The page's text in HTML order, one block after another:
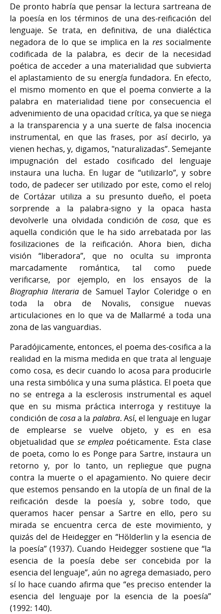
De pronto habría que pensar la lectura sartreana de
la poesía en los términos de una des-reificación del
lenguaje. Se trata, en definitiva, de una dialéctica
negadora de lo que se implica en la ressocialmente
codificada de la palabra, es decir de la necesidad
poética de acceder a una materialidad que subvierta
el aplastamiento de su energía fundadora. En efecto,
el mismo momento en que el poema convierte a la
palabra en materialidad tiene por consecuencia el
advenimiento de una opacidad crítica, ya que se niega
a la transparencia y a una suerte de falsa inocencia
instrumental, en que las frases, por así decirlo, ya
vienen hechas, y, digamos, "naturalizadas”. Semejante
impugnación del estado cosificado del lenguaje
instaura una lucha. En lugar de “utilizarlo”, y sobre
todo, de padecer ser utilizado por este, como el reloj
de Cortázar utiliza a su presunto dueño, el poeta
sorprende a la palabra-signo y la opaca hasta
devolverle una olvidada condición decosa, que es
aquella condición que le ha sido arrebatada por las
fosilizaciones de la reificación. Ahora bien, dicha
visión “liberadora”, que no oculta su impronta
marcadamente romántica, tal como puede
verificarse, por ejemplo, en los ensayos de la
Biographia literaria de Samuel Taylor Coleridge o en
toda la obra de Novalis, consigue nuevas
articulaciones en lo que va de Mallarmé a toda una
zona de las vanguardias.
Paradójicamente, entonces, el poema des-cosifica a la
realidad en la misma medida en que trata al lenguaje
como cosa, es decir cuando lo acosa para producirle
una resta simbólica y una suma plástica. El poeta que
no se entrega a la esclerosis instrumental es aquel
que en su misma práctica interroga y restituye la
condición decosaa la palabra. Así, el lenguaje en lugar
de emplearse se vuelve objeto, y es en esa
objetualidad que se emplea poéticamente. Esta clase
de poeta, como lo es Ponge para Sartre, instaura un
retorno y, por lo tanto, un repliegue que pugna
contra la muerte o el apagamiento. No quiere decir
que estemos pensando en la utopía de un final de la
reificación desde la poesía y, sobre todo, que
queramos hacer pensar a Sartre en ello, pero su
mirada se encuentra cerca de este movimiento, y
quizás del de Heidegger en “Hölderlin y la esencia de
la poesía” (1937). Cuando Heidegger sostiene que “la
esencia de la poesía debe ser concebida por la
esencia del lenguaje”, aún no agrega demasiado, pero
sí lo hace cuando afirma que “es preciso entender la
esencia del lenguaje por la esencia de la poesía”
(1992: 140).